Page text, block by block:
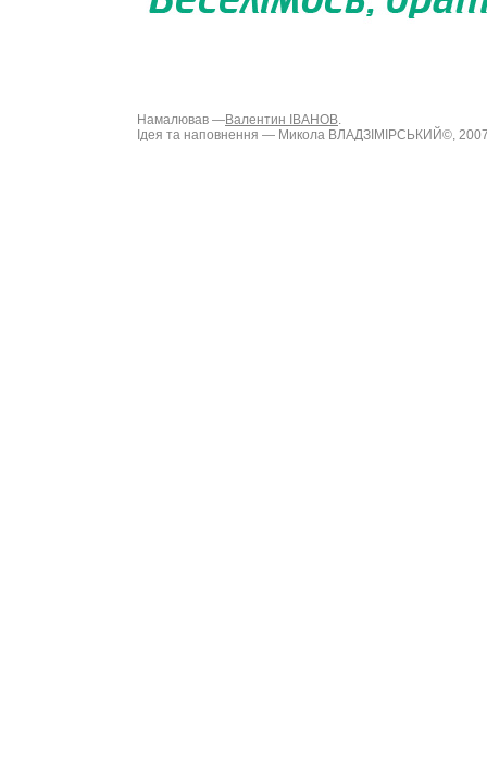
Намалював —Валентин ІВАНОВ
Ідея та наповнення — Микола ВЛАДЗІМІРСЬКИЙ©,